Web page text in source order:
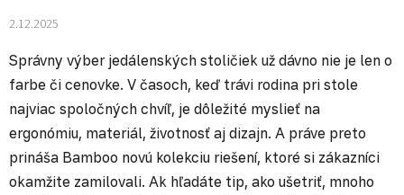
2.12.2025
Správny výber jedálenských stoličiek už dávno nie je len o
farbe či cenovke. V časoch, keď trávi rodina pri stole
najviac spoločných chvíľ, je dôležité myslieť na
ergonómiu, materiál, životnosť aj dizajn. A práve preto
prináša Bamboo novú kolekciu riešení, ktoré si zákazníci
okamžite zamilovali. Ak hľadáte tip, ako ušetriť, mnoho